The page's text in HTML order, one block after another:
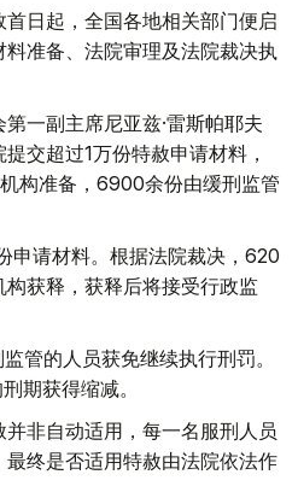
日起，全国各地相关部门便启
准备、法院审理及法院裁决执
一副主席尼亚兹·雷斯帕耶夫
交超过1万份特赦申请材料，
构准备，6900余份由缓刑监管
申请材料。根据法院裁决，620
获释，获释后将接受行政监
管的人员获免继续执行刑罚。
期获得缩减。
非自动适用，每一名服刑人员
终是否适用特赦由法院依法作